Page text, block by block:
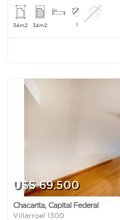
34m2 34m2 1
U$S 69.500
Chacarita, Capital Federal
Villarroel 1300